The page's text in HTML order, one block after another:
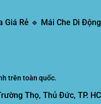
Giá Rẻ 🔹 Mái Che Di
trên toàn quốc.
Thọ, Thủ Đức, TP.